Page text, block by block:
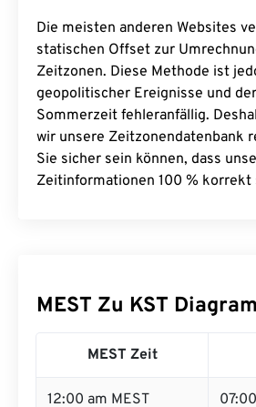
Die meisten anderen Websites
statischen Offset zur
Zeitzonen. Diese Methode ist
geopolitischer Ereignisse und
Sommerzeit fehleranfällig.
wir unsere Zeitzonendatenbank
Sie sicher sein können, dass
Zeitinformationen 100 % korrekt
MEST Zu KST
MEST Zeit
12:00 am MEST